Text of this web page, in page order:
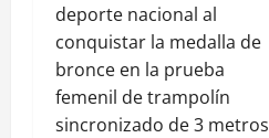
deporte nacional al
conquistar la medalla de
bronce en la prueba
femenil de trampolín
sincronizado de 3 metros